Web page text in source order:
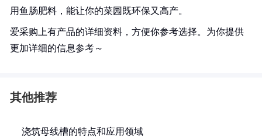
用鱼肠肥料，能让你的菜园既环保又高产。
爱采购上有产品的详细资料，方便你参考选择。为你提供
更加详细的信息参考～
其他推荐
浇筑母线槽的特点和应用领域